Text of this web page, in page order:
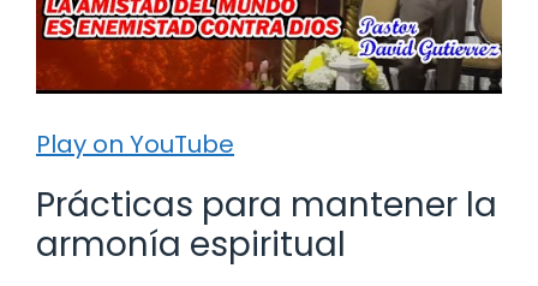
Play on YouTube
Prácticas para mantener la
armonía espiritual